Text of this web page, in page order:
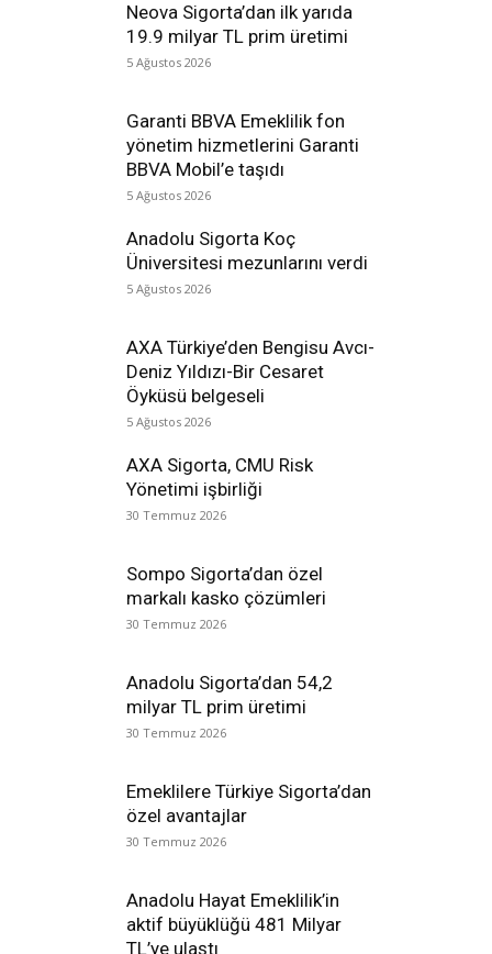
Neova Sigorta’dan ilk yarıda
19.9 milyar TL prim üretimi
5 Ağustos 2026
Garanti BBVA Emeklilik fon
yönetim hizmetlerini Garanti
BBVA Mobil’e taşıdı
5 Ağustos 2026
Anadolu Sigorta Koç
Üniversitesi mezunlarını verdi
5 Ağustos 2026
AXA Türkiye’den Bengisu Avcı-
Deniz Yıldızı-Bir Cesaret
Öyküsü belgeseli
5 Ağustos 2026
AXA Sigorta, CMU Risk
Yönetimi işbirliği
30 Temmuz 2026
Sompo Sigorta’dan özel
markalı kasko çözümleri
30 Temmuz 2026
Anadolu Sigorta’dan 54,2
milyar TL prim üretimi
30 Temmuz 2026
Emeklilere Türkiye Sigorta’dan
özel avantajlar
30 Temmuz 2026
Anadolu Hayat Emeklilik’in
aktif büyüklüğü 481 Milyar
TL’ye ulaştı